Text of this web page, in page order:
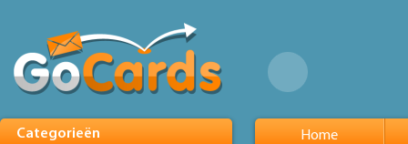
Categorieën Home